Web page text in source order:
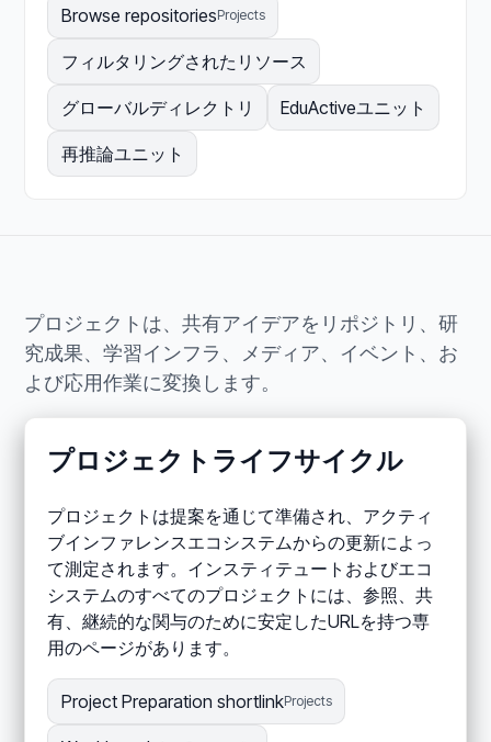
Browse repositoriesProjects
フィルタリングされたリソース
グローバルディレクトリ EduActiveユニット
再推論ユニット
プロジェクトは、共有アイデアをリポジトリ、研
究成果、学習インフラ、メディア、イベント、お
よび応用作業に変換します。
プロジェクトライフサイクル
プロジェクトは提案を通じて準備され、アクティ
ブインファレンスエコシステムからの更新によっ
て測定されます。インスティテュートおよびエコ
システムのすべてのプロジェクトには、参照、共
有、継続的な関与のために安定したURLを持つ専
用のページがあります。
Project Preparation shortlinkProjects